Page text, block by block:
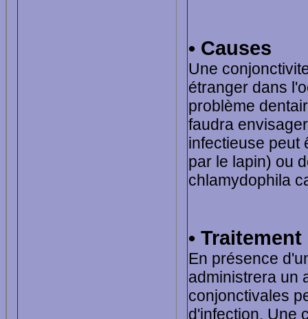
• Causes
Une
étranger dans
problème
faudra
infectieuse peut
par le lapin) ou
chlamydophila
• Traitement
En présence
administrera un
conjonctivales
d'infection. Une